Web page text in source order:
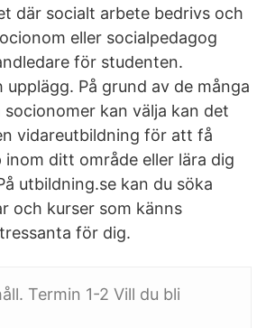
där socialt arbete bedrivs och
eller socialpedagog
för studenten.
På grund av de många
kan välja kan det
vidareutbildning för att få
inom ditt område eller lära dig
utbildning.se kan du söka
och kurser som känns
för dig.
Termin 1-2 Vill du bli